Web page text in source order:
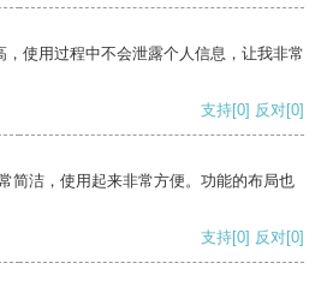
使用过程中不会泄露个人信息，让我非常
支持[0] 反对[0]
简洁，使用起来非常方便。功能的布局也
支持[0] 反对[0]